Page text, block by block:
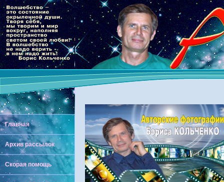
Главная
Архив рассылок
Скорая помощь